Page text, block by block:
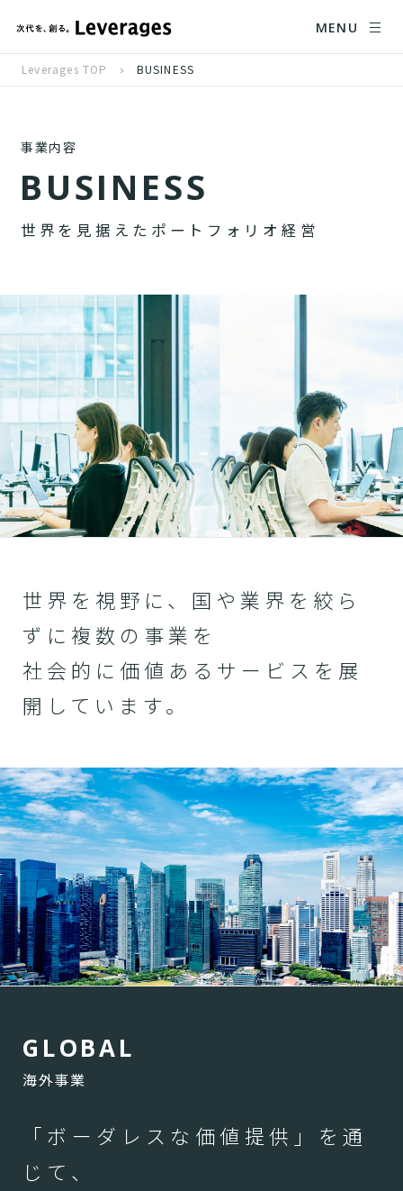
MENU
Leverages TOP BUSINESS
事業内容
BUSINESS
世 界 を 見 据 え た ポ ー ト フ ォ リ オ 経 営
世界を視野に、国や業界を絞ら
ずに複数の事業を
社会的に価値あるサービスを展
開しています。
G LOBAL
海外事業
「ボーダレスな価値提供」を通
じて、